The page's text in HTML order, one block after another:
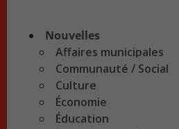
Nouvelles
Affaires municipales
Communauté / Social
Culture
Économie
Éducation